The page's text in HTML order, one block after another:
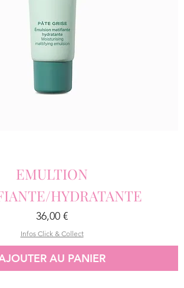
EMULTION
HYDRATANTE
Prix
36,00 €
Infos Click & Collect
AU PANIER